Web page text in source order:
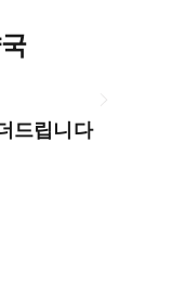
드립니다